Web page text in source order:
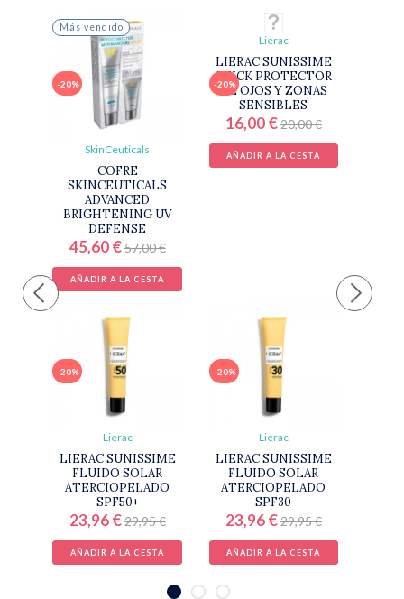
Más vendido
-20%
SkinCeuticals
COFRE
SKINCEUTICALS
ADVANCED
BRIGHTENING UV
DEFENSE
45,60 €57,00 €
AÑADIR A LA CESTA
-20%
Lierac
LIERAC SUNISSIME
STICK PROTECTOR
DE OJOS Y ZONAS
SENSIBLES
16,00 €20,00 €
AÑADIR A LA CESTA
-20%
Lierac
LIERAC SUNISSIME
FLUIDO SOLAR
ATERCIOPELADO
SPF50+
23,96 €29,95 €
AÑADIR A LA CESTA
-20%
Lierac
LIERAC SUNISSIME
FLUIDO SOLAR
ATERCIOPELADO
SPF30
23,96 €29,95 €
AÑADIR A LA CESTA